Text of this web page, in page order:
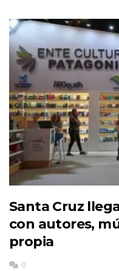
Santa Cruz
con autores,
propia
0